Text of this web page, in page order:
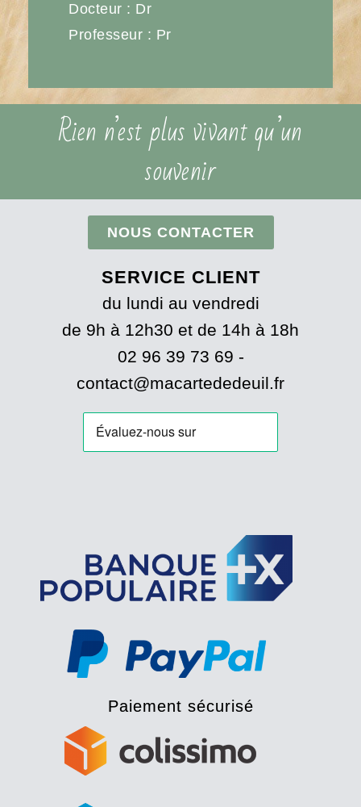
Docteur : Dr
Professeur : Pr
Rien n’est plus vivant qu’un
souvenir
NOUS CONTACTER
SERVICE CLIENT
du lundi au vendredi
de 9h à 12h30 et de 14h à 18h
02 96 39 73 69 -
contact@macartededeuil.fr
Paiement sécurisé